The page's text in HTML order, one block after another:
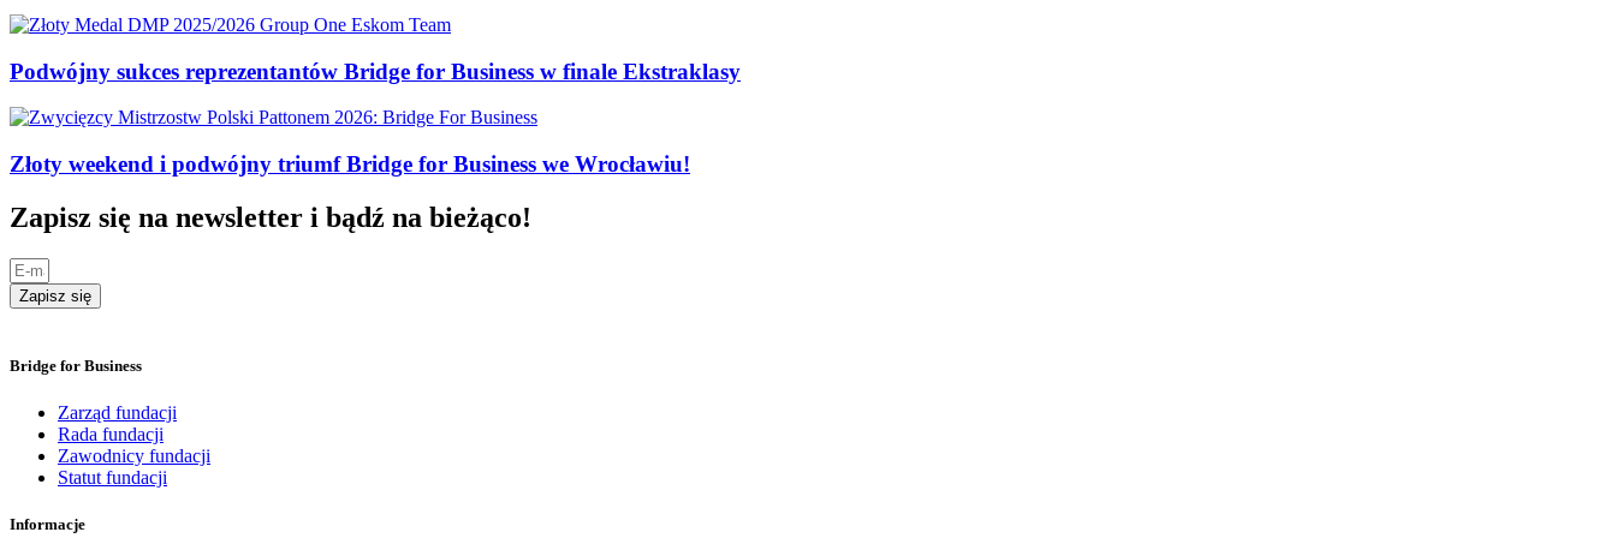
Podwójny sukces reprezentantów Bridge for Business w finale Ekstraklasy
Złoty weekend i podwójny triumf Bridge for Business we Wrocławiu!
Zapisz się na newsletter i bądź na bieżąco!
Zapisz się
Bridge for Business
Zarząd fundacji
Rada fundacji
Zawodnicy fundacji
Statut fundacji
Informacje